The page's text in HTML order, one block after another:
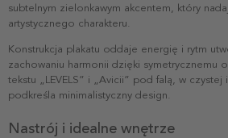
subtelnym zielonkawym akcentem, który
artystycznego charakteru.
Konstrukcja plakatu oddaje energię i rytm
zachowaniu harmonii dzięki symetrycznemu
tekstu „LEVELS” i „Avicii” pod falą, w
podkreśla minimalistyczny design.
Nastrój i idealne wnętrze